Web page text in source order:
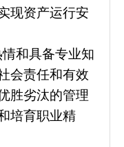
现资产运行安
情和具备专业知
会责任和有效
胜劣汰的管理
培育职业精